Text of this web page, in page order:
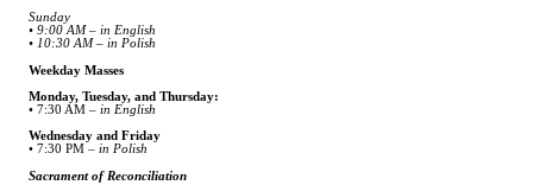
Sunday
• 9:00 AM – in English
• 10:30 AM – in Polish
Weekday Masses
Monday, Tuesday, and Thursday:
• 7:30 AM – in English
Wednesday and Friday
• 7:30 PM – in Polish
Sacrament of Reconciliation